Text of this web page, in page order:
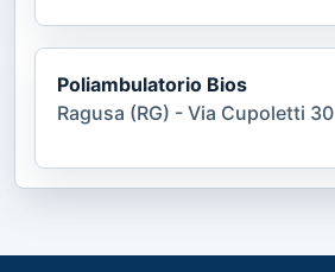
Poliambulatorio Bios
Ragusa (RG) - Via Cupoletti 30